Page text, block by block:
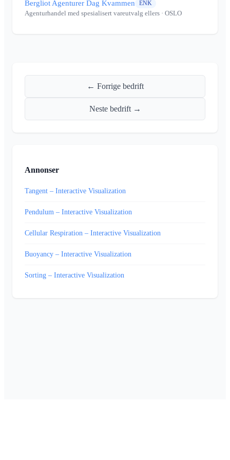
Bergliot Agenturer Dag Kvammen ENK
Agenturhandel med spesialisert vareutvalg ellers · OSLO
← Forrige bedrift
Neste bedrift →
Annonser
Tangent – Interactive Visualization
Pendulum – Interactive Visualization
Cellular Respiration – Interactive Visualization
Buoyancy – Interactive Visualization
Sorting – Interactive Visualization